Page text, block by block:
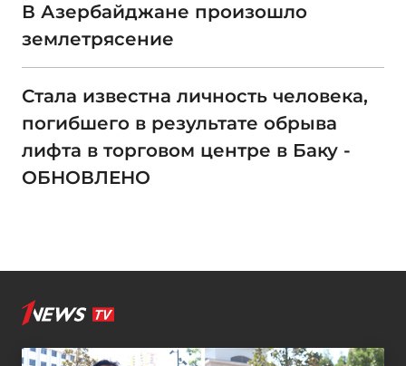
В Азербайджане произошло
землетрясение
Стала известна личность человека,
погибшего в результате обрыва
лифта в торговом центре в Баку -
ОБНОВЛЕНО